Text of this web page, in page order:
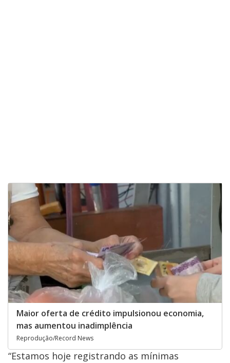
Maior oferta de crédito impulsionou economia,
mas aumentou inadimplência
Reprodução/Record News
“Estamos hoje registrando as mínimas